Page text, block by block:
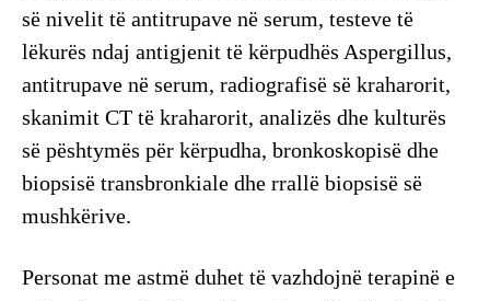
së nivelit të antitrupave në serum, testeve të
lëkurës ndaj antigjenit të kërpudhës Aspergillus,
antitrupave në serum, radiografisë së kraharorit,
skanimit CT të kraharorit, analizës dhe kulturës
së pështymës për kërpudha, bronkoskopisë dhe
biopsisë transbronkiale dhe rrallë biopsisë së
mushkërive.
Personat me astmë duhet të vazhdojnë terapinë e